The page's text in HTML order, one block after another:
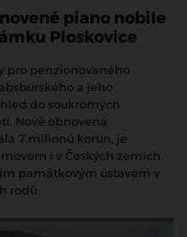
piano nobile
Ploskovice
pro penzionovaného
a jeho
do soukromých
Nově obnovená
7 milionů korun, je
i v Českých zemích.
památkovým ústavem v
rodů.